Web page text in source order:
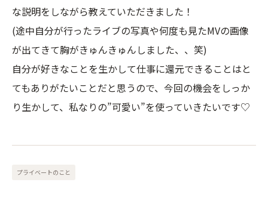
な説明をしながら教えていただきました！
(途中自分が行ったライブの写真や何度も見たMVの画像
が出てきて胸がきゅんきゅんしました、、笑)
自分が好きなことを生かして仕事に還元できることはと
てもありがたいことだと思うので、今回の機会をしっか
り生かして、私なりの”可愛い”を使っていきたいです♡
プライベートのこと